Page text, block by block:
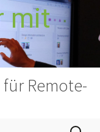
mit
Remote-
Suchen